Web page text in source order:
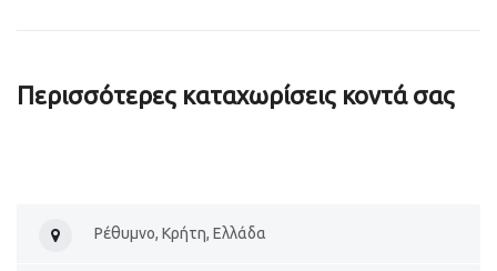
Περισσότερες καταχωρίσεις κοντά σας
Ρέθυμνο, Κρήτη, Ελλάδα